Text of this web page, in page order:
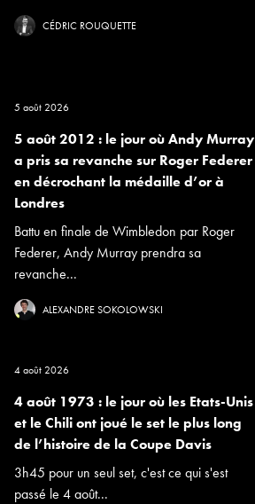
CÉDRIC ROUQUETTE
5 août 2026
5 août 2012 : le jour où Andy Murray
a pris sa revanche sur Roger Federer
en décrochant la médaille d’or à
Londres
Battu en finale de Wimbledon par Roger
Federer, Andy Murray prendra sa
revanche...
ALEXANDRE SOKOLOWSKI
4 août 2026
4 août 1973 : le jour où les Etats-Unis
et le Chili ont joué le set le plus long
de l’histoire de la Coupe Davis
3h45 pour un seul set, c'est ce qui s'est
passé le 4 août...